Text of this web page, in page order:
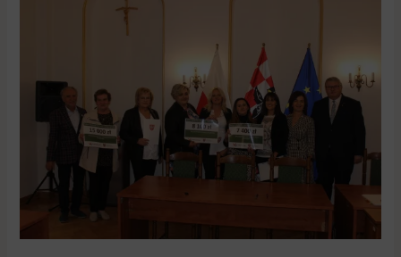
dofinansuje
Mobilne
Kuchnie
Warsztatowe